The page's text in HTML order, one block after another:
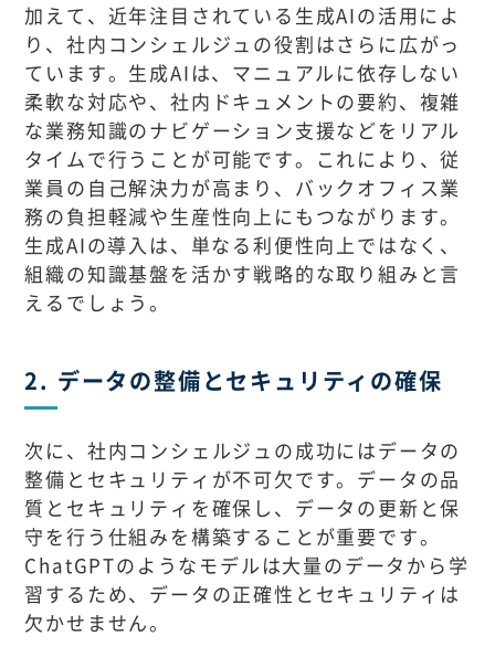
加えて、近年注目されている生成AIの活用によ
り、社内コンシェルジュの役割はさらに広がっ
ています。生成AIは、マニュアルに依存しない
柔軟な対応や、社内ドキュメントの要約、複雑
な業務知識のナビゲーション支援などをリアル
タイムで行うことが可能です。これにより、従
業員の自己解決力が高まり、バックオフィス業
務の負担軽減や生産性向上にもつながります。
生成AIの導入は、単なる利便性向上ではなく、
組織の知識基盤を活かす戦略的な取り組みと言
えるでしょう。
2. データの整備とセキュリティの確保
次に、社内コンシェルジュの成功にはデータの
整備とセキュリティが不可欠です。データの品
質とセキュリティを確保し、データの更新と保
守を行う仕組みを構築することが重要です。
ChatGPTのようなモデルは大量のデータから学
習するため、データの正確性とセキュリティは
欠かせません。